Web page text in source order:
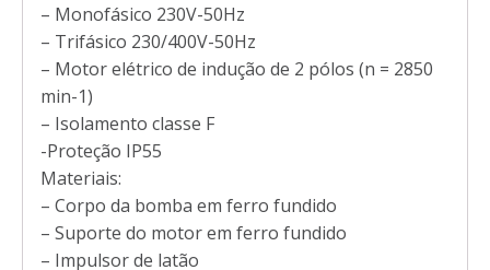
– Monofásico 230V-50Hz
– Trifásico 230/400V-50Hz
– Motor elétrico de indução de 2 pólos (n = 2850
min-1)
– Isolamento classe F
-Proteção IP55
Materiais:
– Corpo da bomba em ferro fundido
– Suporte do motor em ferro fundido
– Impulsor de latão